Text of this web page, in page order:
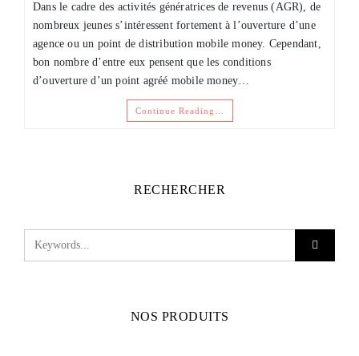
Dans le cadre des activités génératrices de revenus (AGR), de
nombreux jeunes s’intéressent fortement à l’ouverture d’une
agence ou un point de distribution mobile money. Cependant,
bon nombre d’entre eux pensent que les conditions
d’ouverture d’un point agréé mobile money…
Continue Reading…
RECHERCHER
NOS PRODUITS